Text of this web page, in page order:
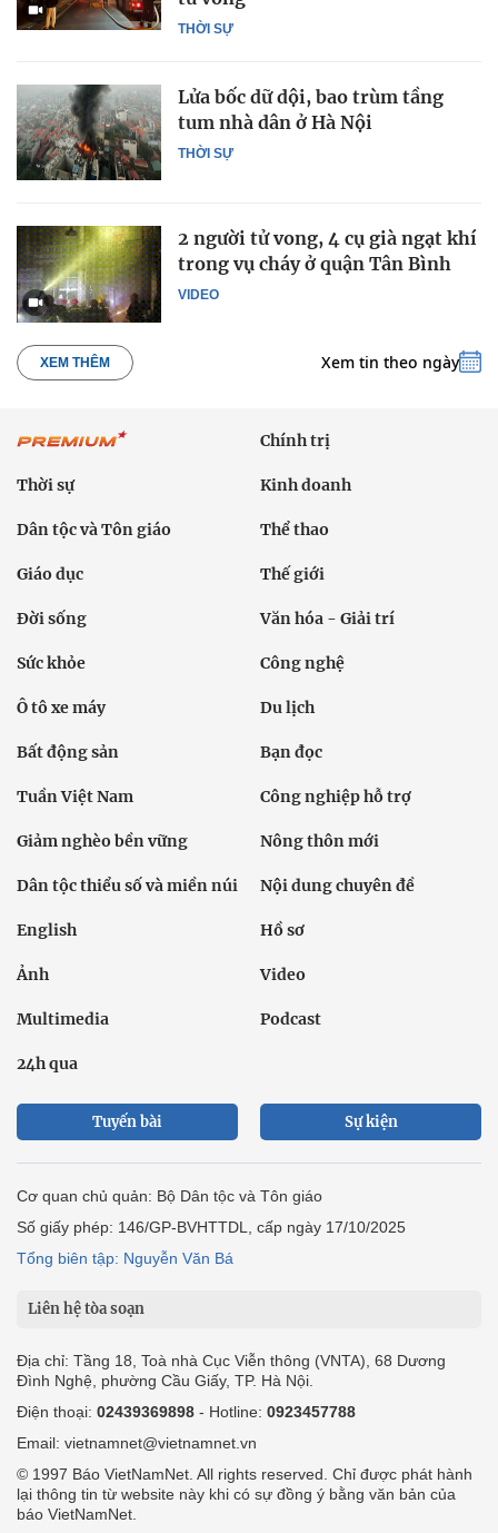
THỜI SỰ
THỜI SỰ
Lửa bốc dữ dội, bao trùm tầng
tum nhà dân ở Hà Nội
VIDEO
2 người tử vong, 4 cụ già ngạt khí
trong vụ cháy ở quận Tân Bình
XEM THÊM Xem tin theo ngày
Chính trị
Thời sự Kinh doanh
Dân tộc và Tôn giáo Thể thao
Giáo dục Thế giới
Đời sống Văn hóa - Giải trí
Sức khỏe Công nghệ
Ô tô xe máy Du lịch
Bất động sản Bạn đọc
Tuần Việt Nam Công nghiệp hỗ trợ
Giảm nghèo bền vững Nông thôn mới
Dân tộc thiểu số và miền núi Nội dung chuyên đề
English Hồ sơ
Ảnh Video
Multimedia Podcast
24h qua
Tuyến bài Sự kiện
Cơ quan chủ quản: Bộ Dân tộc và Tôn giáo
Số giấy phép: 146/GP-BVHTTDL, cấp ngày 17/10/2025
Tổng biên tập: Nguyễn Văn Bá
Liên hệ tòa soạn
Địa chỉ: Tầng 18, Toà nhà Cục Viễn thông (VNTA), 68 Dương
Đình Nghệ, phường Cầu Giấy, TP. Hà Nội.
Điện thoại: 02439369898 - Hotline: 0923457788
Email: vietnamnet@vietnamnet.vn
© 1997 Báo VietNamNet. All rights reserved. Chỉ được phát hành
lại thông tin từ website này khi có sự đồng ý bằng văn bản của
báo VietNamNet.